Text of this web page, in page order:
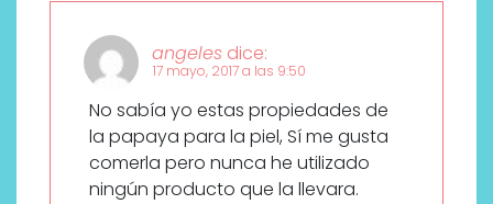
angeles dice:
17 mayo, 2017 a las 9:50
No sabía yo estas propiedades de
la papaya para la piel, Sí me gusta
comerla pero nunca he utilizado
ningún producto que la llevara.